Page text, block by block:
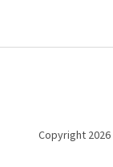
Copyright 2026